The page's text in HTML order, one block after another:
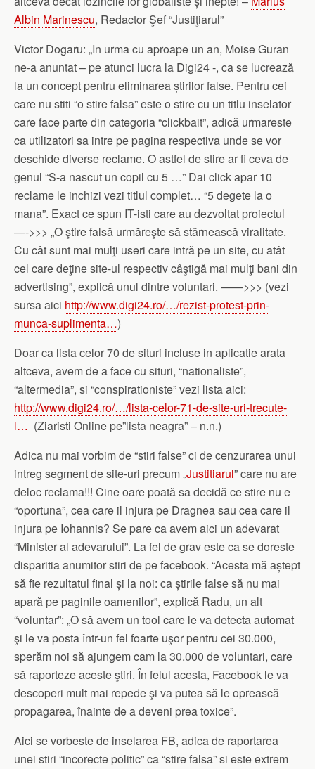
Albin Marinescu, Redactor Şef “Justiţiarul”
Victor Dogaru: „In urma cu aproape un an, Moise Guran
ne-a anuntat – pe atunci lucra la Digi24 -, ca se lucrează
la un concept pentru eliminarea știrilor false. Pentru cei
care nu stiti “o stire falsa” este o stire cu un titlu inselator
care face parte din categoria “clickbait”, adică urmareste
ca utilizatori sa intre pe pagina respectiva unde se vor
deschide diverse reclame. O astfel de stire ar fi ceva de
genul “S-a nascut un copil cu 5 …” Dai click apar 10
reclame le inchizi vezi titlul complet… “5 degete la o
mana”. Exact ce spun IT-isti care au dezvoltat proiectul
—->>> „O ştire falsă urmăreşte să stârnească viralitate.
Cu cât sunt mai mulţi useri care intră pe un site, cu atât
cel care deţine site-ul respectiv câştigă mai mulţi bani din
advertising”, explică unul dintre voluntari. ——>>> (vezi
sursa aici http://www.digi24.ro/…/rezist-protest-prin-
munca-suplimenta…)
Doar ca lista celor 70 de situri incluse in aplicatie arata
altceva, avem de a face cu situri, “nationaliste”,
“altermedia”, si “conspirationiste” vezi lista aici:
http://www.digi24.ro/…/lista-celor-71-de-site-uri-trecute-
l… (Ziaristi Online pe”lista neagra” – n.n.)
Adica nu mai vorbim de “stiri false” ci de cenzurarea unui
intreg segment de site-uri precum „Justitiarul” care nu are
deloc reclama!!! Cine oare poată sa decidă ce stire nu e
“oportuna”, cea care il injura pe Dragnea sau cea care il
injura pe Iohannis? Se pare ca avem aici un adevarat
“Minister al adevarului”. La fel de grav este ca se doreste
disparitia anumitor stiri de pe facebook. “Acesta mă aștept
să fie rezultatul final și la noi: ca știrile false să nu mai
apară pe paginile oamenilor”, explică Radu, un alt
“voluntar”: „O să avem un tool care le va detecta automat
şi le va posta într-un fel foarte uşor pentru cei 30.000,
sperăm noi să ajungem cam la 30.000 de voluntari, care
să raporteze aceste ştiri. În felul acesta, Facebook le va
descoperi mult mai repede şi va putea să le oprească
propagarea, înainte de a deveni prea toxice”.
Aici se vorbeste de inselarea FB, adica de raportarea
unei stiri “incorecte politic” ca “stire falsa” si este extrem